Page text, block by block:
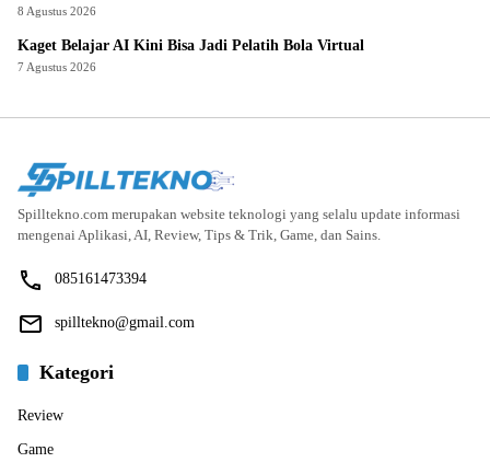
8 Agustus 2026
Kaget Belajar AI Kini Bisa Jadi Pelatih Bola Virtual
7 Agustus 2026
Spilltekno.com merupakan website teknologi yang selalu update informasi
mengenai Aplikasi, AI, Review, Tips & Trik, Game, dan Sains.
085161473394
spilltekno@gmail.com
Kategori
Review
Game